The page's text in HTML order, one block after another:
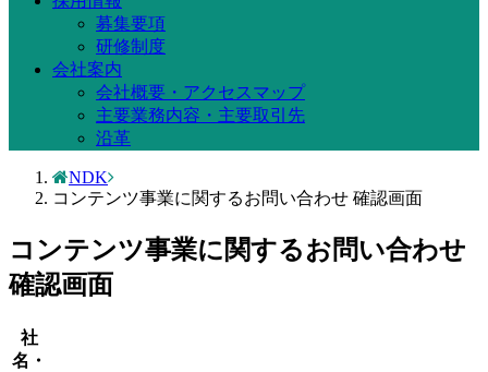
募集要項
研修制度
会社案内
会社概要・アクセスマップ
主要業務内容・主要取引先
沿革
NDK
コンテンツ事業に関するお問い合わせ 確認画面
コンテンツ事業に関するお問い合わせ
確認画面
社
名・